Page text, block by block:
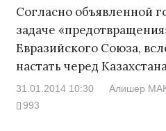
Согласно объявленной
задаче
Евразийского Союза,
настать черед
31.01.2014 10:30 Алишер
993